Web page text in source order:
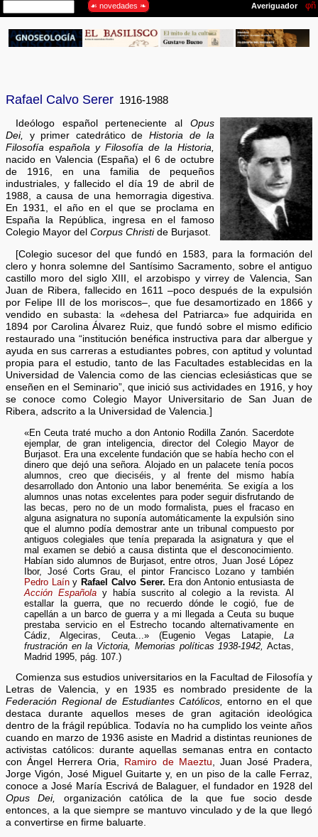
Rafael Calvo Serer 1916-1988
Ideólogo español perteneciente alOpus
Dei, y primer catedrático deHistoria de la
Filosofía española y Filosofía de la Historia,
nacido en Valencia (España) el 6 de octubre
de 1916, en una familia de pequeños
industriales, y fallecido el día 19 de abril de
1988, a causa de una hemorragia digestiva.
En 1931, el año en el que se proclama en
España la República, ingresa en el famoso
Colegio Mayor delCorpus Christide Burjasot.
[Colegio sucesor del que fundó en 1583, para la formación del
clero y honra solemne del Santísimo Sacramento, sobre el antiguo
castillo moro del siglo XIII, el arzobispo y virrey de Valencia, San
Juan de Ribera, fallecido en 1611 –poco después de la expulsión
por Felipe III de los moriscos–, que fue desamortizado en 1866 y
vendido en subasta: la «dehesa del Patriarca» fue adquirida en
1894 por Carolina Álvarez Ruiz, que fundó sobre el mismo edificio
restaurado una “institución benéfica instructiva para dar albergue y
ayuda en sus carreras a estudiantes pobres, con aptitud y voluntad
propia para el estudio, tanto de las Facultades establecidas en la
Universidad de Valencia como de las ciencias eclesiásticas que se
enseñen en el Seminario”, que inició sus actividades en 1916, y hoy
se conoce como Colegio Mayor Universitario de San Juan de
Ribera, adscrito a la Universidad de Valencia.]
«En Ceuta traté mucho a don Antonio Rodilla Zanón. Sacerdote
ejemplar, de gran inteligencia, director del Colegio Mayor de
Burjasot. Era una excelente fundación que se había hecho con el
dinero que dejó una señora. Alojado en un palacete tenía pocos
alumnos, creo que dieciséis, y al frente del mismo había
desarrollado don Antonio una labor benemérita. Se exigía a los
alumnos unas notas excelentes para poder seguir disfrutando de
las becas, pero no de un modo formalista, pues el fracaso en
alguna asignatura no suponía automáticamente la expulsión sino
que el alumno podía demostrar ante un tribunal compuesto por
antiguos colegiales que tenía preparada la asignatura y que el
mal examen se debió a causa distinta que el desconocimiento.
Habían sido alumnos de Burjasot, entre otros, Juan José López
Ibor, José Corts Grau, el pintor Francisco Lozano y también
Pedro LaínyRafael Calvo Serer. Era don Antonio entusiasta de
Acción Españolay había suscrito al colegio a la revista. Al
estallar la guerra, que no recuerdo dónde le cogió, fue de
capellán a un barco de guerra y a mi llegada a Ceuta su buque
prestaba servicio en el Estrecho tocando alternativamente en
Cádiz, Algeciras, Ceuta...» (Eugenio Vegas Latapie,La
frustración en la Victoria, Memorias políticas 1938-1942, Actas,
Madrid 1995, pág. 107.)
Comienza sus estudios universitarios en la Facultad de Filosofía y
Letras de Valencia, y en 1935 es nombrado presidente de la
Federación Regional de Estudiantes Católicos, entorno en el que
destaca durante aquellos meses de gran agitación ideológica
dentro de la frágil república. Todavía no ha cumplido los veinte años
cuando en marzo de 1936 asiste en Madrid a distintas reuniones de
activistas católicos: durante aquellas semanas entra en contacto
con Ángel Herrera Oria,
Ramiro de Maeztu, Juan José Pradera,
Jorge Vigón, José Miguel Guitarte y, en un piso de la calle Ferraz,
conoce a José María Escrivá de Balaguer, el fundador en 1928 del
Opus Dei, organización católica de la que fue socio desde
entonces, a la que siempre se mantuvo vinculado y de la que llegó
a convertirse en firme baluarte.